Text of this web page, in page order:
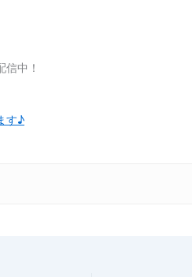
信中！
す♪